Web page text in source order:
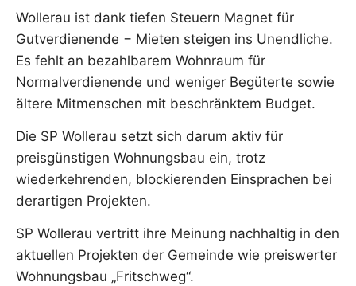
Wollerau ist dank tiefen Steuern Magnet für
Gutverdienende − Mieten steigen ins Unendliche.
Es fehlt an bezahlbarem Wohnraum für
Normalverdienende und weniger Begüterte sowie
ältere Mitmenschen mit beschränktem Budget.
Die SP Wollerau setzt sich darum aktiv für
preisgünstigen Wohnungsbau ein, trotz
wiederkehrenden, blockierenden Einsprachen bei
derartigen Projekten.
SP Wollerau vertritt ihre Meinung nachhaltig in den
aktuellen Projekten der Gemeinde wie preiswerter
Wohnungsbau „Fritschweg“.